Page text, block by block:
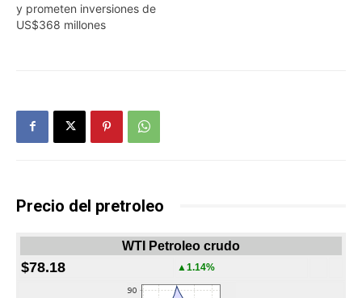
y prometen inversiones de
US$368 millones
Precio del pretroleo
WTI Petroleo crudo
$78.18 ▲1.14%